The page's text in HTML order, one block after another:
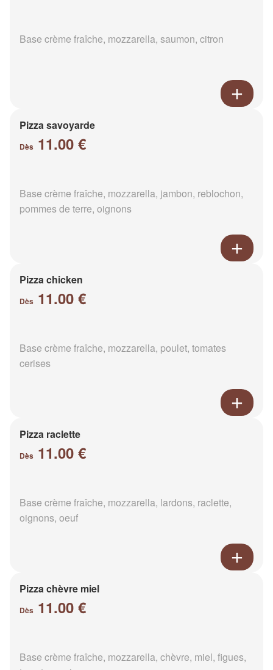
Base crème fraîche, mozzarella, saumon, citron
Pizza savoyarde
Dès 11.00 €
Base crème fraîche, mozzarella, jambon, reblochon,
pommes de terre, oignons
Pizza chicken
Dès 11.00 €
Base crème fraîche, mozzarella, poulet, tomates
cerises
Pizza raclette
Dès 11.00 €
Base crème fraîche, mozzarella, lardons, raclette,
oignons, oeuf
Pizza chèvre miel
Dès 11.00 €
Base crème fraîche, mozzarella, chèvre, miel, figues,